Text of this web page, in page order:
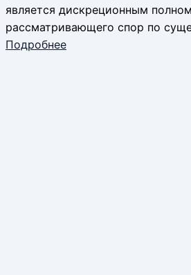
является дискреционным
рассматривающего спор по
Подробнее